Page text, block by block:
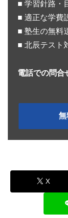
■ 学習針路・
■ 適正な学費
■ 塾生の無料
■ 北辰テスト
電話での問合
無
X